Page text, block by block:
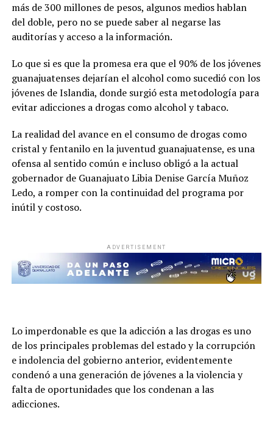
más de 300 millones de pesos, algunos medios hablan
del doble, pero no se puede saber al negarse las
auditorías y acceso a la información.
Lo que si es que la promesa era que el 90% de los jóvenes
guanajuatenses dejarían el alcohol como sucedió con los
jóvenes de Islandia, donde surgió esta metodología para
evitar adicciones a drogas como alcohol y tabaco.
La realidad del avance en el consumo de drogas como
cristal y fentanilo en la juventud guanajuatense, es una
ofensa al sentido común e incluso obligó a la actual
gobernador de Guanajuato Libia Denise García Muñoz
Ledo, a romper con la continuidad del programa por
inútil y costoso.
ADVERTISEMENT
Lo imperdonable es que la adicción a las drogas es uno
de los principales problemas del estado y la corrupción
e indolencia del gobierno anterior, evidentemente
condenó a una generación de jóvenes a la violencia y
falta de oportunidades que los condenan a las
adicciones.